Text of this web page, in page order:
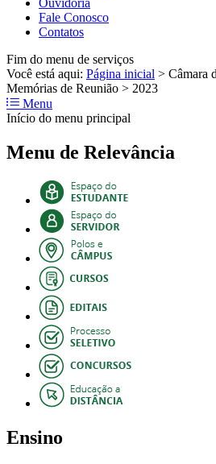
Fale Conosco
Contatos
Fim do menu de serviços
Você está aqui: Página inicial > Câmara
Memórias de Reunião > 2023
Menu
Início do menu principal
Menu de Relevância
Ensino